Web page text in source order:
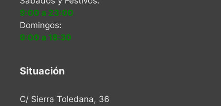
9:00 a 23:00
Domingos:
9:00 a 18:30
Situación
C/ Sierra Toledana, 36